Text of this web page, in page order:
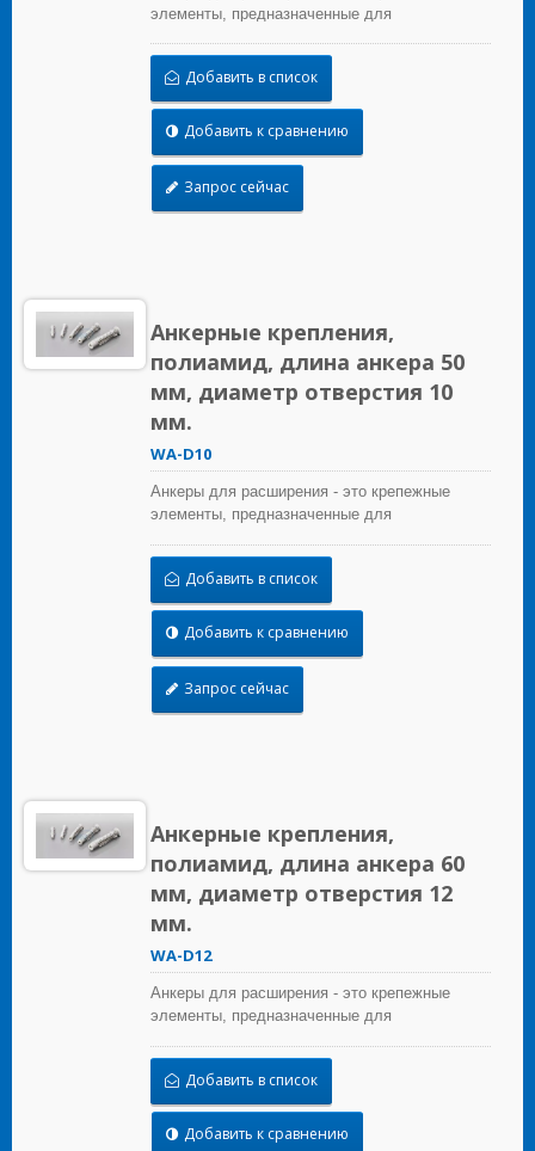
элементы, предназначенные для
которые обеспечивают удерживающую силу
за счет расширения.
Добавить в список
Добавить к сравнению
Запрос сейчас
Анкерные крепления,
полиамид, длина анкера 50
мм, диаметр отверстия 10
мм.
WA-D10
Анкеры для расширения - это крепежные
элементы, предназначенные для
которые обеспечивают удерживающую силу
за счет расширения.
Добавить в список
Добавить к сравнению
Запрос сейчас
Анкерные крепления,
полиамид, длина анкера 60
мм, диаметр отверстия 12
мм.
WA-D12
Анкеры для расширения - это крепежные
элементы, предназначенные для
которые обеспечивают удерживающую силу
за счет расширения.
Добавить в список
Добавить к сравнению